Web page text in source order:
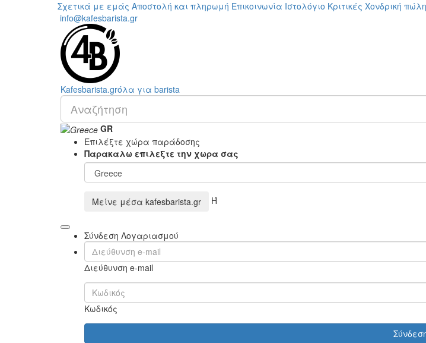
Σχετικά με εμάς Αποστολή και πληρωμή Επικοινωνία Ιστολόγιο Κριτικές Χονδρική
info@kafesbarista.gr
Kafesbarista.grόλα για barista
GR
Επιλέξτε χώρα παράδοσης
Παρακαλω επιλεξτε την χωρα σας
Μείνε μέσα kafesbarista.gr Ή
Σύνδεση Λογαριασμού
Διεύθυνση e-mail
Κωδικός